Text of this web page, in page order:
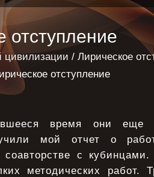
отступление
цивилизации / Лирическое
отступление
время они еще
мой отчет о
с
методических работ.